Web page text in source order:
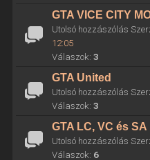
GTA VICE CITY
Utolsó hozzászólás
12:05
Válaszok: 3
GTA United
Utolsó hozzászólás
Válaszok: 3
GTA LC, VC és SA
Utolsó hozzászólás
Válaszok: 6